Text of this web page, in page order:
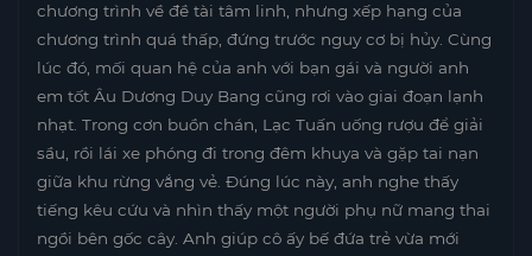
chương trình về đề tài tâm linh, nhưng xếp hạng của
chương trình quá thấp, đứng trước nguy cơ bị hủy. Cùng
lúc đó, mối quan hệ của anh với bạn gái và người anh
em tốt Âu Dương Duy Bang cũng rơi vào giai đoạn lạnh
nhạt. Trong cơn buồn chán, Lạc Tuấn uống rượu để giải
sầu, rồi lái xe phóng đi trong đêm khuya và gặp tai nạn
giữa khu rừng vắng vẻ. Đúng lúc này, anh nghe thấy
tiếng kêu cứu và nhìn thấy một người phụ nữ mang thai
ngồi bên gốc cây. Anh giúp cô ấy bế đứa trẻ vừa mới